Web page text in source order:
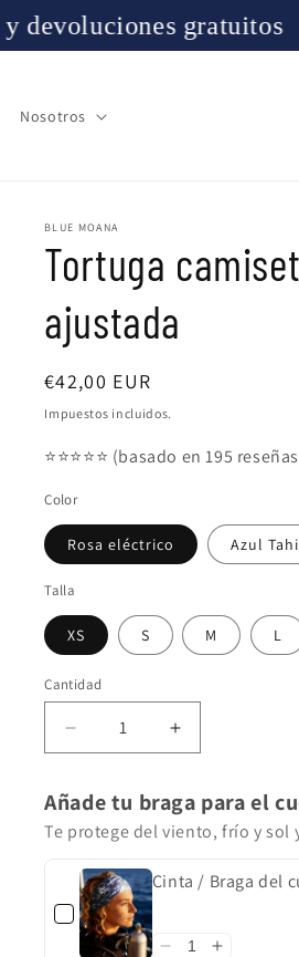
gratuitos
Nosotros
BLUE MOANA
Tortuga
ajustada
Precio
habitual
€42,00 EUR
Impuestos incluidos.
⭐️⭐️⭐️⭐️⭐️ (basado en 195
Color
Rosa eléctrico Azul
Talla
XS S M L
Cantidad
Reducir
cantidad
Tortuga
camiseta
sin
mangas
ajustada
Aumentar
cantidad
Tortuga
camiseta
sin
mangas
Añade tu braga para el
Te protege del viento, frío y sol
Cinta / Braga del